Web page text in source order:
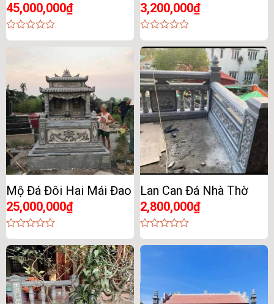
45,000,000₫
0
3,200,000₫
0
out
of
5
Mộ Đá Đôi Hai Mái Đao
25,000,000₫
0
out
of
5
Lan Can Đá Nhà Thờ
2,800,000₫
0
out